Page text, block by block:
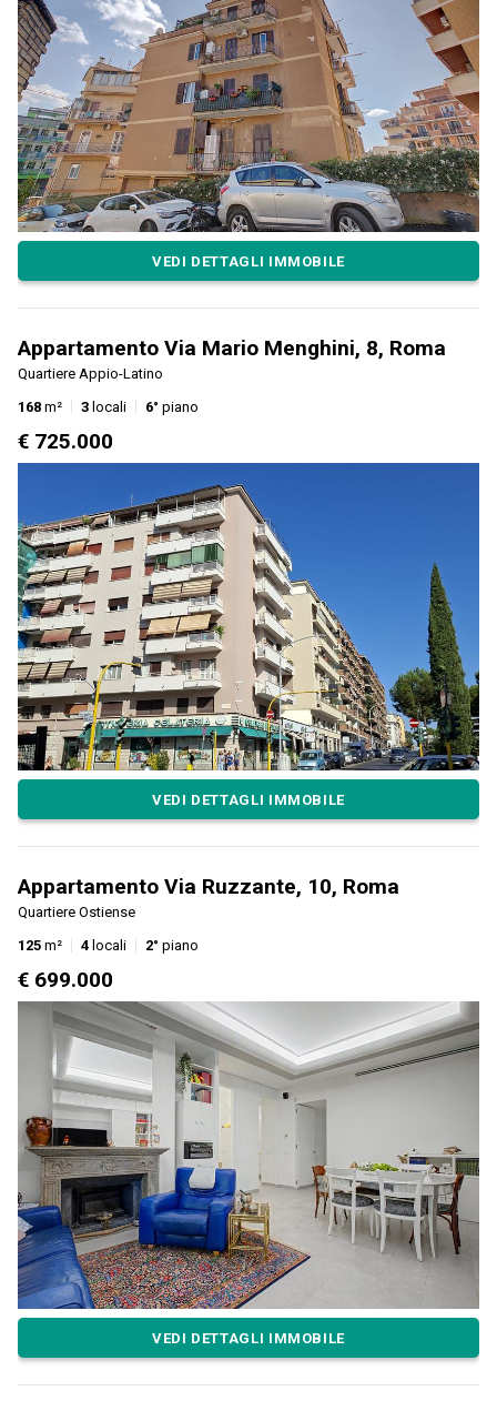
VEDI DETTAGLI IMMOBILE
Appartamento Via Mario Menghini, 8, Roma
Quartiere Appio-Latino
168 m² 3 locali 6° piano
€ 725.000
VEDI DETTAGLI IMMOBILE
Appartamento Via Ruzzante, 10, Roma
Quartiere Ostiense
125 m² 4 locali 2° piano
€ 699.000
VEDI DETTAGLI IMMOBILE